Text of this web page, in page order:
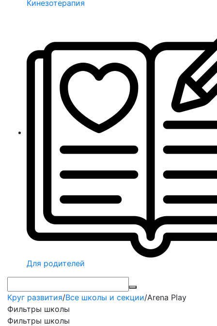
Кинезотерапия
Для родителей
Круг развития/Все школы и секции/Arena Play
Фильтры школы
Фильтры школы